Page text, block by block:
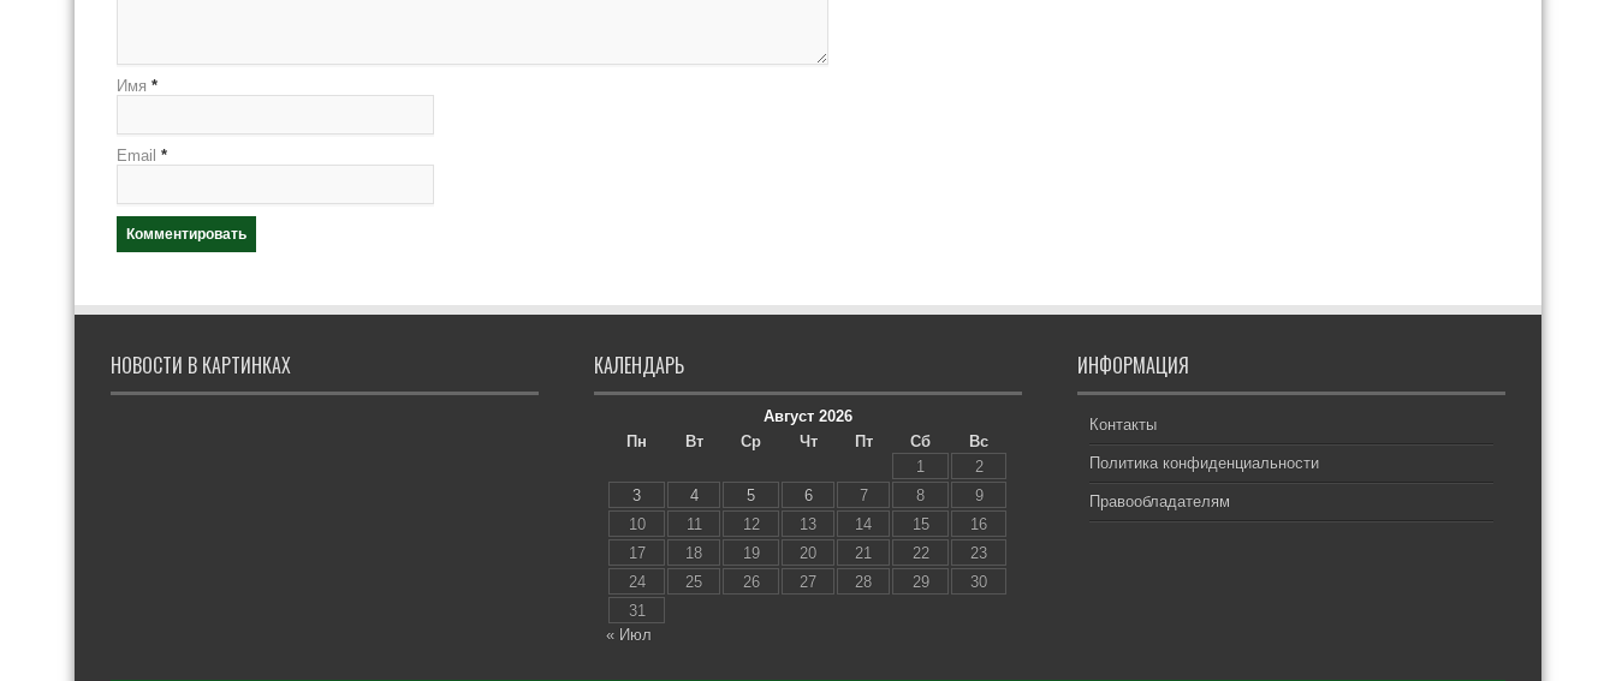
Имя *
Email *
НОВОСТИ В КАРТИНКАХ КАЛЕНДАРЬ
Август 2026
Пн
Вт Ср Чт Пт Сб
Вс
1
2
3
4 5 6 7 8
9
10
11 12 13 14 15
16
17
18 19 20 21 22
23
24
25 26 27 28 29
30
31
« Июл
ИНФОРМАЦИЯ
Контакты
Политика конфиденциальности
Правообладателям